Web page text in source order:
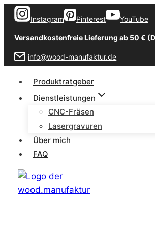
Zum
Inhalt
springen
Instagram Pinterest YouTube
Versandkostenfreie Lieferung ab 50 €
info@wood-manufaktur.de
Produktratgeber
Dienstleistungen
CNC-Fräsen
Lasergravuren
Über mich
FAQ